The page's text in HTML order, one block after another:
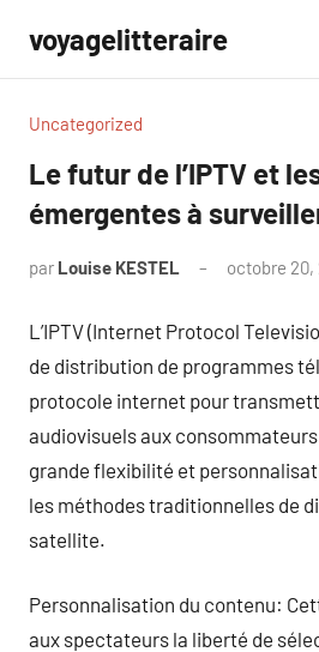
contenu
voyagelitteraire
Uncategorized
Le futur de l’IPTV et
émergentes à
par Louise KESTEL octobre 20,
L’IPTV (Internet Protocol
de distribution de programmes
protocole internet pour
audiovisuels aux
grande flexibilité et
les méthodes traditionnelles de
satellite.
Personnalisation du contenu:
aux spectateurs la liberté de